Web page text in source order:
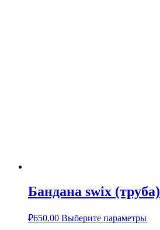
Бандана swix (труба)
₽650.00 Выберите параметры